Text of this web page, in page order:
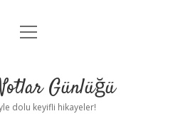
Anasayfa
Uyarı
menüyü
Günlüğü
dolu keyifli hikayeler!